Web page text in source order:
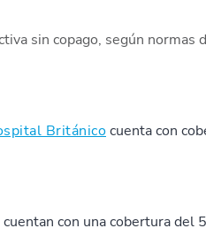
sin copago, según normas
Británicocuenta con
cuentan con una cobertura del